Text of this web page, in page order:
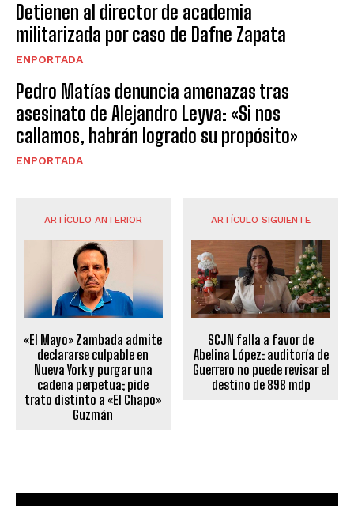
Detienen al director de academia
militarizada por caso de Dafne Zapata
ENPORTADA
Pedro Matías denuncia amenazas tras
asesinato de Alejandro Leyva: «Si nos
callamos, habrán logrado su propósito»
ENPORTADA
ARTÍCULO ANTERIOR
«El Mayo» Zambada admite
declararse culpable en
Nueva York y purgar una
cadena perpetua; pide
trato distinto a «El Chapo»
Guzmán
ARTÍCULO SIGUIENTE
SCJN falla a favor de
Abelina López: auditoría de
Guerrero no puede revisar el
destino de 898 mdp